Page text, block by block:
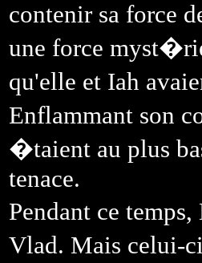
contenir sa force
une force
qu'elle et Iah
Enflammant son
�taient au plus
tenace.
Pendant ce
Vlad. Mais celui-